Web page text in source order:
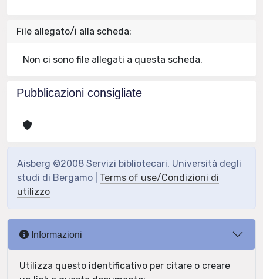
File allegato/i alla scheda:
Non ci sono file allegati a questa scheda.
Pubblicazioni consigliate
Aisberg ©2008 Servizi bibliotecari, Università degli
studi di Bergamo | Terms of use/Condizioni di
utilizzo
Informazioni
Utilizza questo identificativo per citare o creare